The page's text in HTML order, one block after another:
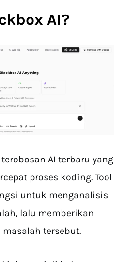
AI?
AI terbaru yang
proses koding. Tool
untuk menganalisis
lalu memberikan
tersebut.